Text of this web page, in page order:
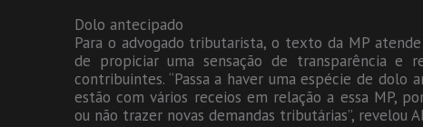
Dolo antecipado
Para o advogado tributarista, o texto da MP
de propiciar uma sensação de transparência e
contribuintes. “Passa a haver uma espécie de dolo
estão com vários receios em relação a essa MP,
ou não trazer novas demandas tributárias”, revelou